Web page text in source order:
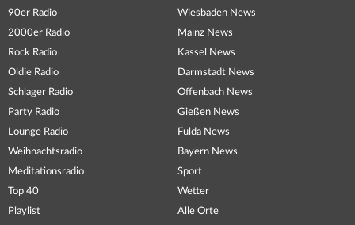
90er Radio
2000er Radio
Rock Radio
Oldie Radio
Schlager Radio
Party Radio
Lounge Radio
Weihnachtsradio
Meditationsradio
Top 40
Playlist
Wiesbaden News
Mainz News
Kassel News
Darmstadt News
Offenbach News
Gießen News
Fulda News
Bayern News
Sport
Wetter
Alle Orte